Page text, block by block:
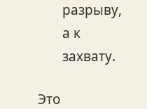
разрыву,
а к
захвату.
Это